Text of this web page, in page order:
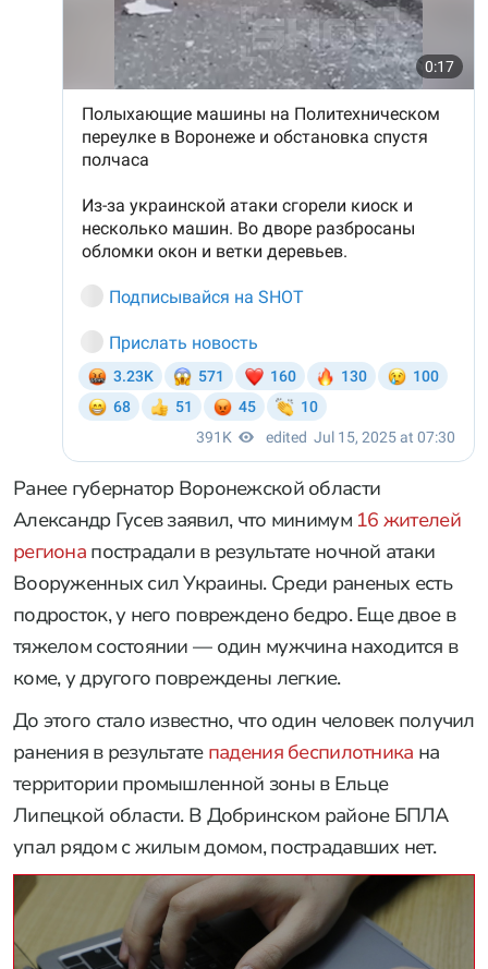
Ранее губернатор Воронежской области
Александр Гусев заявил, что минимум 16 жителей
регионапострадали в результате ночной атаки
Вооруженных сил Украины. Среди раненых есть
подросток, у него повреждено бедро. Еще двое в
тяжелом состоянии — один мужчина находится в
коме, у другого повреждены легкие.
До этого стало известно, что один человек получил
ранения в результате падения беспилотника на
территории промышленной зоны в Ельце
Липецкой области. В Добринском районе БПЛА
упал рядом с жилым домом, пострадавших нет.